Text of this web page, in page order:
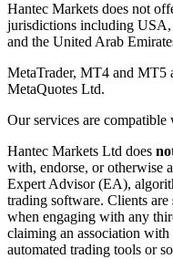
Hantec Markets does not
jurisdictions including
and the United Arab
MetaTrader, MT4 and MT5
MetaQuotes Ltd.
Our services are
Hantec Markets Ltd does
with, endorse, or otherwise
Expert Advisor (EA),
trading software. Clients are
when engaging with any
claiming an association
automated trading tools or